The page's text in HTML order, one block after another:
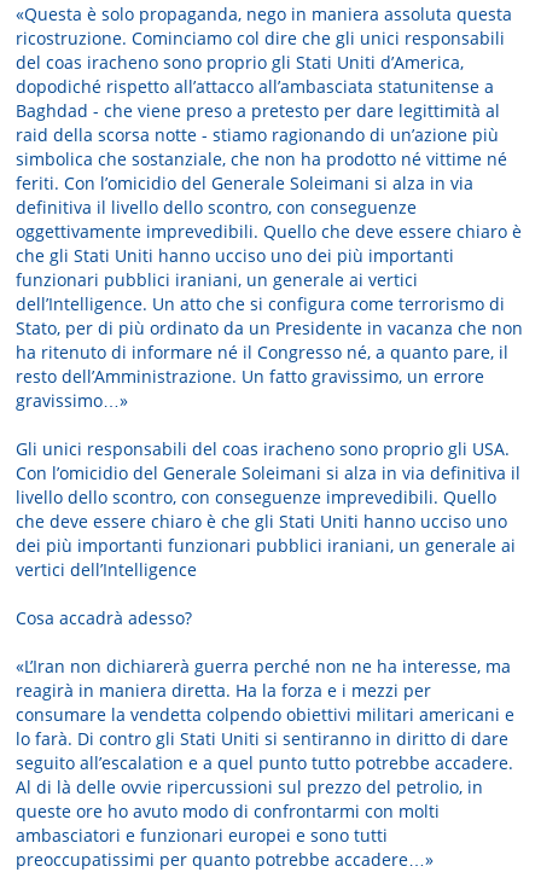
«Questa è solo propaganda, nego in maniera assoluta questa
ricostruzione. Cominciamo col dire che gli unici responsabili
del coas iracheno sono proprio gli Stati Uniti d’America,
dopodiché rispetto all’attacco all’ambasciata statunitense a
Baghdad - che viene preso a pretesto per dare legittimità al
raid della scorsa notte - stiamo ragionando di un’azione più
simbolica che sostanziale, che non ha prodotto né vittime né
feriti. Con l’omicidio del Generale Soleimani si alza in via
definitiva il livello dello scontro, con conseguenze
oggettivamente imprevedibili. Quello che deve essere chiaro è
che gli Stati Uniti hanno ucciso uno dei più importanti
funzionari pubblici iraniani, un generale ai vertici
dell’Intelligence. Un atto che si configura come terrorismo di
Stato, per di più ordinato da un Presidente in vacanza che non
ha ritenuto di informare né il Congresso né, a quanto pare, il
resto dell’Amministrazione. Un fatto gravissimo, un errore
gravissimo…»
Gli unici responsabili del coas iracheno sono proprio gli USA.
Con l’omicidio del Generale Soleimani si alza in via definitiva il
livello dello scontro, con conseguenze imprevedibili. Quello
che deve essere chiaro è che gli Stati Uniti hanno ucciso uno
dei più importanti funzionari pubblici iraniani, un generale ai
vertici dell’Intelligence
Cosa accadrà adesso?
«L’Iran non dichiarerà guerra perché non ne ha interesse, ma
reagirà in maniera diretta. Ha la forza e i mezzi per
consumare la vendetta colpendo obiettivi militari americani e
lo farà. Di contro gli Stati Uniti si sentiranno in diritto di dare
seguito all’escalation e a quel punto tutto potrebbe accadere.
Al di là delle ovvie ripercussioni sul prezzo del petrolio, in
queste ore ho avuto modo di confrontarmi con molti
ambasciatori e funzionari europei e sono tutti
preoccupatissimi per quanto potrebbe accadere…»